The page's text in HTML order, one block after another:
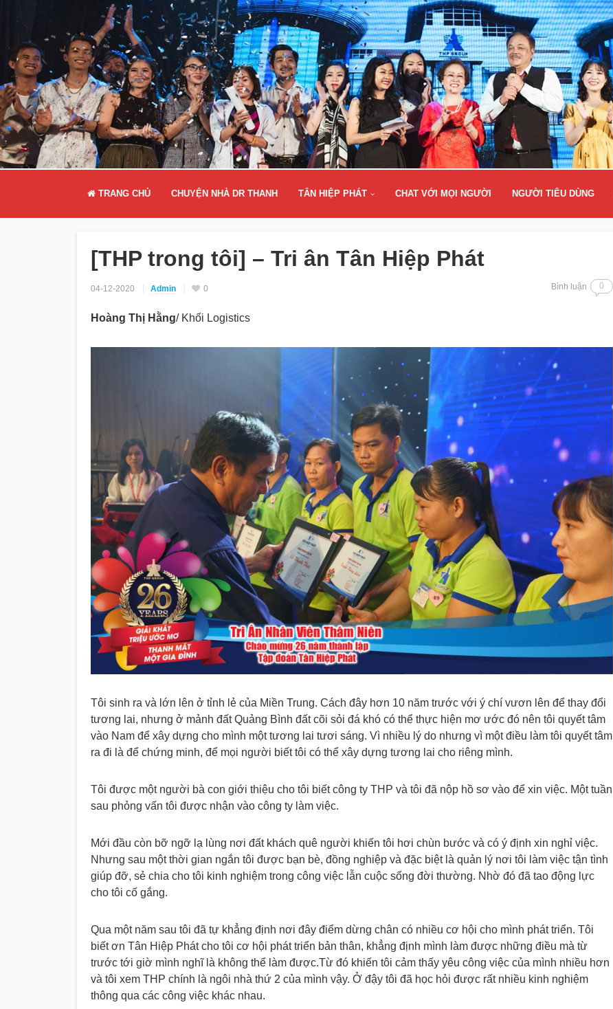
TRANG CHỦ CHUYỆN NHÀ DR THANH TÂN HIỆP PHÁT CHAT VỚI MỌI NGƯỜI NGƯỜI TIÊU DÙNG
[THP trong tôi] – Tri ân Tân Hiệp Phát
04-12-2020 Admin 0 Bình luận 0
Hoàng Thị Hằng/ Khối Logistics
Tôi sinh ra và lớn lên ở tỉnh lẻ của Miền Trung. Cách đây hơn 10 năm trước với ý chí vươn lên để thay đổi
tương lai, nhưng ở mảnh đất Quảng Bình đất cõi sỏi đá khó có thể thực hiện mơ ước đó nên tôi quyết tâm
vào Nam để xây dựng cho mình một tương lai tươi sáng. Vì nhiều lý do nhưng vì một điều làm tôi quyết tâm
ra đi là để chứng minh, để mọi người biết tôi có thể xây dựng tương lai cho riêng mình.
Tôi được một người bà con giới thiệu cho tôi biết công ty THP và tôi đã nộp hồ sơ vào để xin việc. Một tuần
sau phỏng vấn tôi được nhận vào công ty làm việc.
Mới đầu còn bỡ ngỡ lạ lùng nơi đất khách quê người khiến tôi hơi chùn bước và có ý định xin nghỉ việc.
Nhưng sau một thời gian ngắn tôi được bạn bè, đồng nghiệp và đặc biệt là quản lý nơi tôi làm việc tận tình
giúp đỡ, sẻ chia cho tôi kinh nghiệm trong công việc lẫn cuộc sống đời thường. Nhờ đó đã tao động lực
cho tôi cố gắng.
Qua một năm sau tôi đã tự khẳng định nơi đây điểm dừng chân có nhiều cơ hội cho mình phát triển. Tôi
biết ơn Tân Hiệp Phát cho tôi cơ hội phát triển bản thân, khẳng định mình làm được những điều mà từ
trước tới giờ mình nghĩ là không thể làm được.Từ đó khiến tôi cảm thấy yêu công việc của mình nhiều hơn
và tôi xem THP chính là ngôi nhà thứ 2 của mình vậy. Ở đậy tôi đã học hỏi được rất nhiều kinh nghiệm
thông qua các công việc khác nhau.